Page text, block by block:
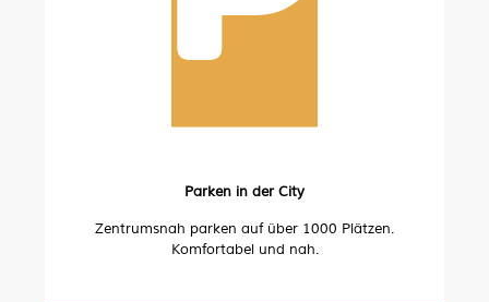
Parken in der City
Zentrumsnah parken auf über 1000 Plätzen.
Komfortabel und nah.